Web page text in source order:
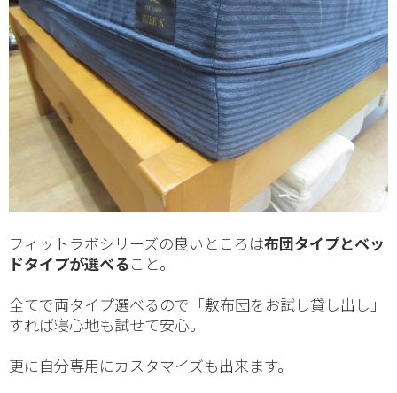
フィットラボシリーズの良いところは布団タイプとベッ
ドタイプが選べること。
全てで両タイプ選べるので「敷布団をお試し貸し出し」
すれば寝心地も試せて安心。
更に自分専用にカスタマイズも出来ます。